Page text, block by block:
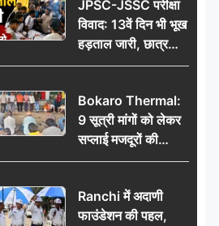
की उठी मांग
JPSC-JSSC परीक्षा
विवाद: 13वें दिन भी भूख
हड़ताल जारी, छात्र
बोले- जांच नहीं तो
Bokaro Thermal:
9 सूत्री मांगों को लेकर
सप्लाई मजदूरों की
हुंकार, 12 अगस्त के
Ranchi में अदाणी
फाउंडेशन की पहल,